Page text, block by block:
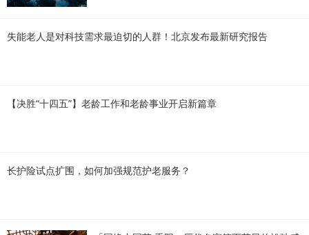
失能老人是对科技需求最迫切的人群！北京发布最新研究报告
【决胜“十四五”】老龄工作和老龄事业开启新篇章
长护险试点扩围，如何加强规范护老服务？